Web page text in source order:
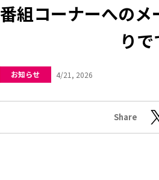
番組コーナーへの
りで
お知らせ 4/21, 2026
Share